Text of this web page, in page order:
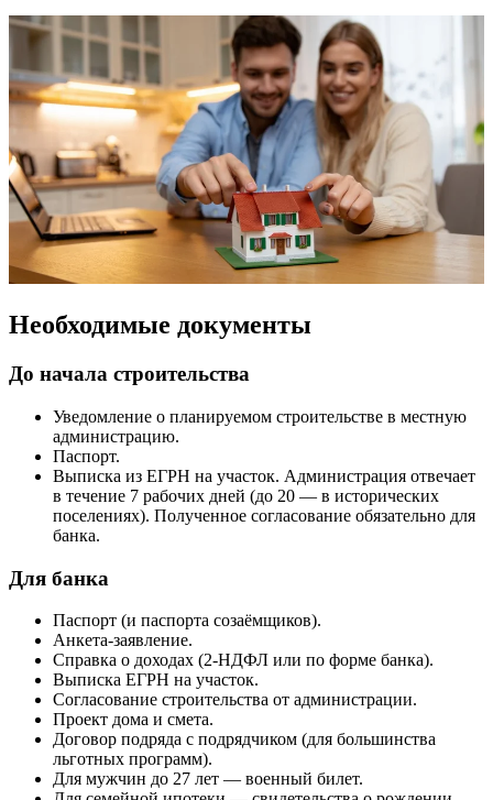
Необходимые документы
До начала строительства
Уведомление о планируемом строительстве в местную
администрацию.
Паспорт.
Выписка из ЕГРН на участок. Администрация отвечает
в течение 7 рабочих дней (до 20 — в исторических
поселениях). Полученное согласование обязательно для
банка.
Для банка
Паспорт (и паспорта созаёмщиков).
Анкета-заявление.
Справка о доходах (2-НДФЛ или по форме банка).
Выписка ЕГРН на участок.
Согласование строительства от администрации.
Проект дома и смета.
Договор подряда с подрядчиком (для большинства
льготных программ).
Для мужчин до 27 лет — военный билет.